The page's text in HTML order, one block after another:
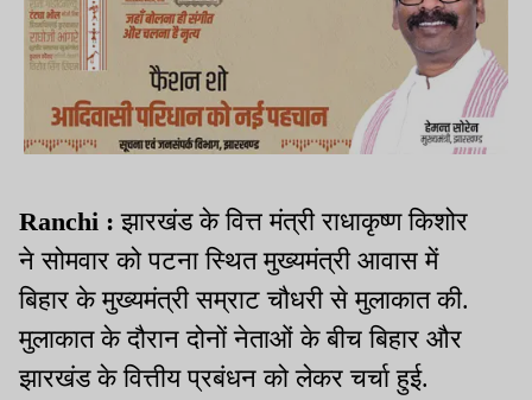
Ranchi :झारखंड के वित्त मंत्री राधाकृष्ण किशोर
ने सोमवार को पटना स्थित मुख्यमंत्री आवास में
बिहार के मुख्यमंत्री सम्राट चौधरी से मुलाकात की.
मुलाकात के दौरान दोनों नेताओं के बीच बिहार और
झारखंड के वित्तीय प्रबंधन को लेकर चर्चा हुई.